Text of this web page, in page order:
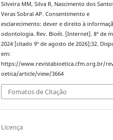
Silveira MM, Silva R, Nascimento dos
Veras Sobral AP. Consentimento e
esclarecimento: dever e direito à
odontologia. Rev. Bioét. [Internet]. 8º de
2024 [citado 9º de agosto de 2026];32.
em:
https://www.revistabioetica.cfm.org.br/
oetica/article/view/3664
Fomatos de Citação
Licença